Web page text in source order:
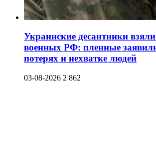
Украинские десантники
военных РФ: пленные
потерях и нехватке людей
03-08-2026 2 862